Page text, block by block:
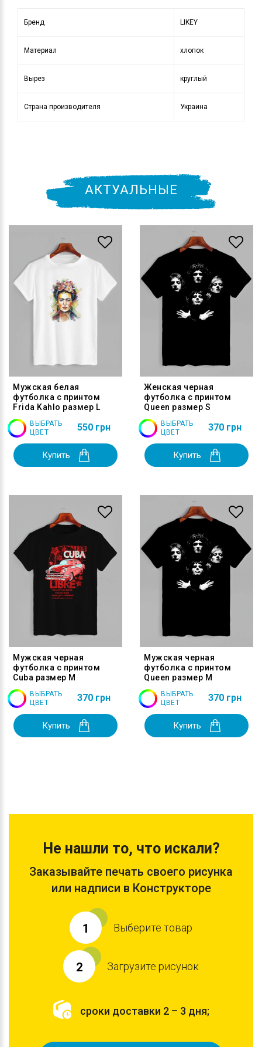
Бренд LIKEY
Материал хлопок
Вырез круглый
Страна производителя Украина
АКТУАЛЬНЫЕ
Мужская белая
футболка с принтом
Frida Kahlo размер L
ВЫБРАТЬ
ЦВЕТ
550 грн
Купить
Женская черная
футболка с принтом
Queen размер S
ВЫБРАТЬ
ЦВЕТ
370 грн
Купить
Мужская черная
футболка с принтом
Cuba размер M
ВЫБРАТЬ
ЦВЕТ
370 грн
Купить
Мужская черная
футболка с принтом
Queen размер M
ВЫБРАТЬ
ЦВЕТ
370 грн
Купить
Не нашли то, что искали?
Заказывайте печать своего рисунка
или надписи в Конструкторе
1 Выберите товар
2 Загрузите рисунок
сроки доставки 2 – 3 дня;